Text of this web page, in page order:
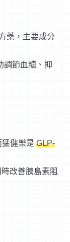
藥，主要成分
調節血糖、抑
健樂是 GLP-
改善胰島素阻